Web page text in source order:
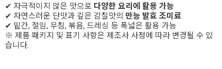
✔ 자극적이지 않은 맛으로 다양한 요리에 활용 가능
✔ 자연스러운 단맛과 깊은 감칠맛의 만능 발효 조미료
✔ 밑간, 절임, 무침, 볶음, 드레싱 등 폭넓은 활용 가능
※ 제품 패키지 및 표기 사항은 제조사 사정에 따라 변경될 수 있
습니다.